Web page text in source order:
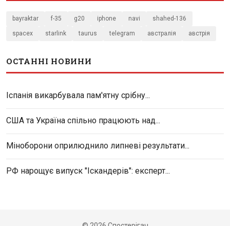
bayraktar f-35 g20 iphone navi shahed-136
spacex starlink taurus telegram австралія австрія
ОСТАННІ НОВИНИ
Іспанія викарбувала пам'ятну срібну...
США та Україна спільно працюють над...
Міноборони оприлюднило липневі результати...
РФ нарощує випуск "Іскандерів": експерт...